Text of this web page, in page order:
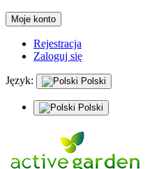
Moje konto
Rejestracja
Zaloguj się
Język: Polski
Polski